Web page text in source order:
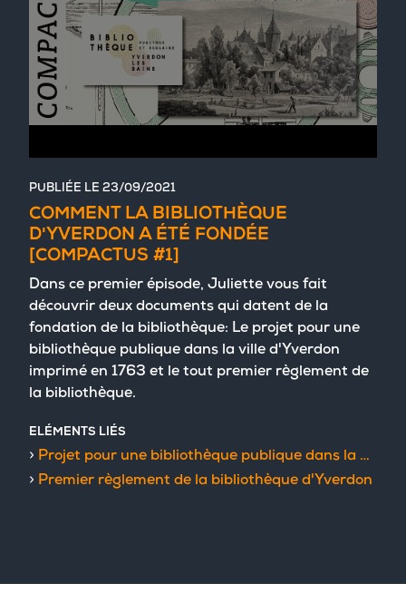
PUBLIÉE LE 23/09/2021
COMMENT LA BIBLIOTHÈQUE
D'YVERDON A ÉTÉ FONDÉE
[COMPACTUS #1]
Dans ce premier épisode, Juliette vous fait
découvrir deux documents qui datent de la
fondation de la bibliothèque: Le projet pour une
bibliothèque publique dans la ville d'Yverdon
imprimé en 1763 et le tout premier règlement de
la bibliothèque.
ELÉMENTS LIÉS
Projet pour une bibliothèque publique dans la ville d'Yverdon
Premier règlement de la bibliothèque d'Yverdon